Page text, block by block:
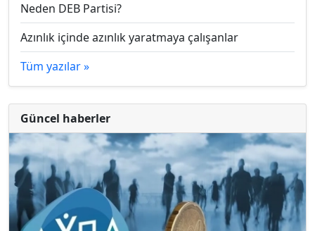
Neden DEB Partisi?
Azınlık içinde azınlık yaratmaya çalışanlar
Tüm yazılar »
Güncel haberler